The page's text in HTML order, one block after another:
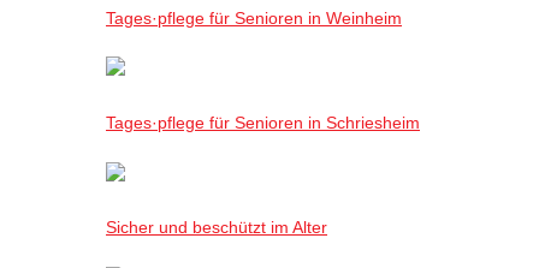
Tages·pflege für Senioren in Weinheim
Tages·pflege für Senioren in Schriesheim
Sicher und beschützt im Alter